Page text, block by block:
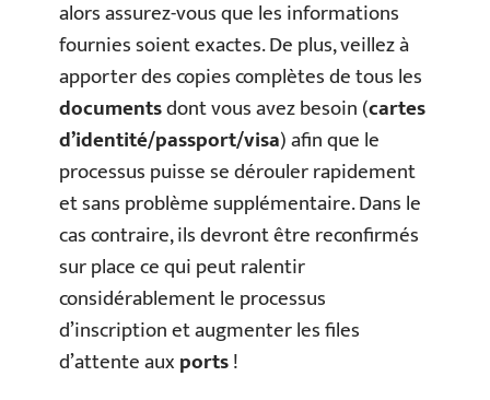
alors assurez-vous que les informations
fournies soient exactes. De plus, veillez à
apporter des copies complètes de tous les
documentsdont vous avez besoin (cartes
d’identité/passport/visa) afin que le
processus puisse se dérouler rapidement
et sans problème supplémentaire. Dans le
cas contraire, ils devront être reconfirmés
sur place ce qui peut ralentir
considérablement le processus
d’inscription et augmenter les files
d’attente auxports!